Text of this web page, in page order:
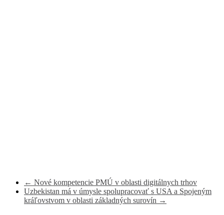
← Nové kompetencie PMÚ v oblasti digitálnych trhov
Uzbekistan má v úmysle spolupracovať s USA a Spojeným
kráľovstvom v oblasti základných surovín →